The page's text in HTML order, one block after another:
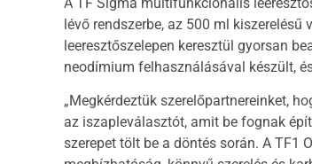
lévő rendszerbe, az 500 ml
leeresztőszelepen keresztül gyorsan
neodímium felhasználásával készült,
„Megkérdeztük szerelőpartnereinket,
az iszapleválasztót, amit be fognak
szerepet tölt be a döntés során. A TF1